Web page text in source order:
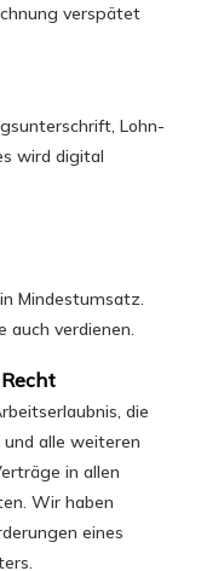
verspätet
Lohn-
wird digital
Mindestumsatz.
auch verdienen.
die
alle weiteren
in allen
Wir haben
eines